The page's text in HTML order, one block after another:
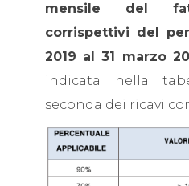
mensile del
corrispettivi del
2019 al 31 marzo
indicata nella
seconda dei ricavi